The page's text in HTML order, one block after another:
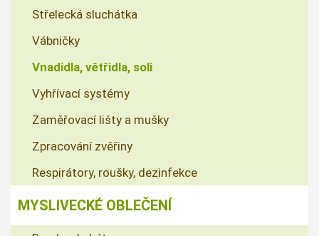
Střelecká sluchátka
Vábničky
Vnadidla, větřidla, soli
Vyhřívací systémy
Zaměřovací lišty a mušky
Zpracování zvěřiny
Respirátory, roušky, dezinfekce
MYSLIVECKÉ OBLEČENÍ